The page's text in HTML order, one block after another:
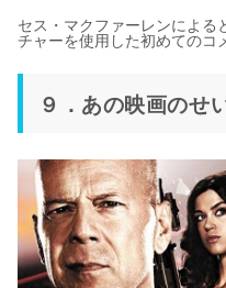
セス・マクファーレンによ
チャーを使用した初めてのコ
９．あの映画のせ